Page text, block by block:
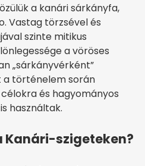
a kanári sárkányfa,
Vastag törzsével és
szinte mitikus
a vöröses
„sárkányvérként”
a történelem során
és hagyományos
használtak.
Kanári-szigeteken?